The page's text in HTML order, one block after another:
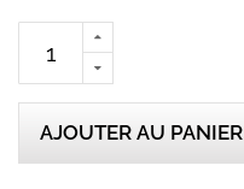
AJOUTER AU PANIER